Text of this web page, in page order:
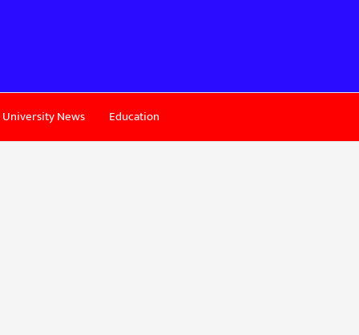
University News Education